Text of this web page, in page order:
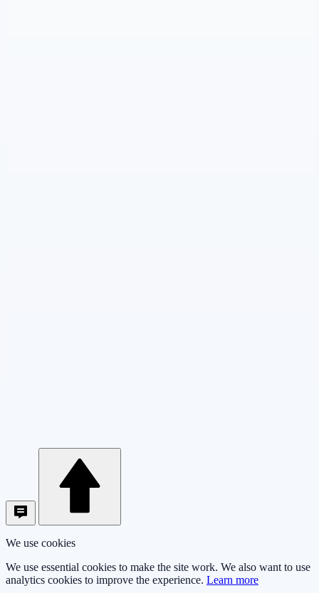
We use cookies
We use essential cookies to make the site work. We also want to use
analytics cookies to improve the experience. Learn more